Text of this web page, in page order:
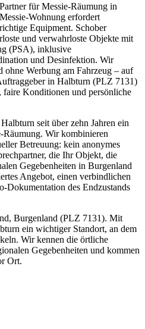
für Messie-Räumung in
Wohnung erfordert
Equipment. Schober
und verwahrloste Objekte mit
(PSA), inklusive
und Desinfektion. Wir
Werbung am Fahrzeug – auf
in Halbturn (PLZ 7131)
Konditionen und persönliche
seit über zehn Jahren ein
Räumung. Wir kombinieren
Betreuung: kein anonymes
die Ihr Objekt, die
Gegebenheiten in Burgenland
Angebot, einen verbindlichen
Dokumentation des Endzustands
Burgenland (PLZ 7131). Mit
ein wichtiger Standort, an dem
Wir kennen die örtliche
Gegebenheiten und kommen
Ort.